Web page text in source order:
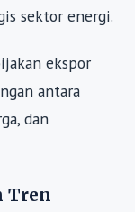
sektor energi.
ekspor
antara
dan
Tren